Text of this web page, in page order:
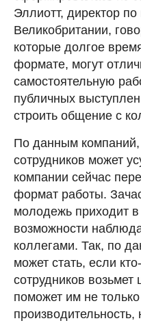
Эллиотт, директор
Великобритании,
которые долгое
формате, могут
самостоятельную
публичных
строить общение с
По данным компаний,
сотрудников может
компании сейчас
формат работы.
молодежь приходит
возможности
коллегами. Так, по
может стать, если
сотрудников
поможет им не